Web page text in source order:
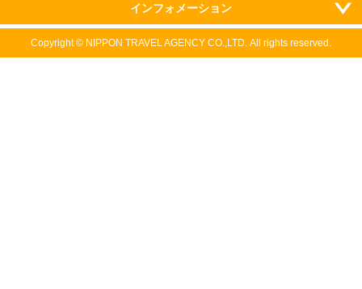
インフォメーション
Copyright © NIPPON TRAVEL AGENCY CO.,LTD. All rights reserved.